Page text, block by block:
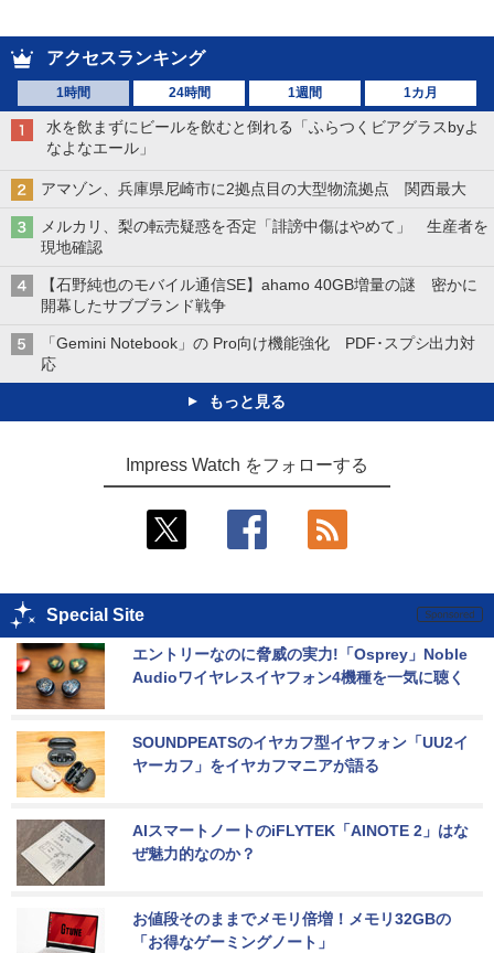
アクセスランキング
1時間 24時間 1週間 1カ月
水を飲まずにビールを飲むと倒れる「ふらつくビアグラスbyよ
なよなエール」
アマゾン、兵庫県尼崎市に2拠点目の大型物流拠点 関西最大
メルカリ、梨の転売疑惑を否定「誹謗中傷はやめて」 生産者を
現地確認
【石野純也のモバイル通信SE】ahamo 40GB増量の謎 密かに
開幕したサブブランド戦争
「Gemini Notebook」の Pro向け機能強化 PDF･スプシ出力対
応
もっと見る
Impress Watch をフォローする
Special Site
エントリーなのに脅威の実力!「Osprey」Noble
Audioワイヤレスイヤフォン4機種を一気に聴く
SOUNDPEATSのイヤカフ型イヤフォン「UU2イ
ヤーカフ」をイヤカフマニアが語る
AIスマートノートのiFLYTEK「AINOTE 2」はな
ぜ魅力的なのか？
お値段そのままでメモリ倍増！メモリ32GBの
「お得なゲーミングノート」